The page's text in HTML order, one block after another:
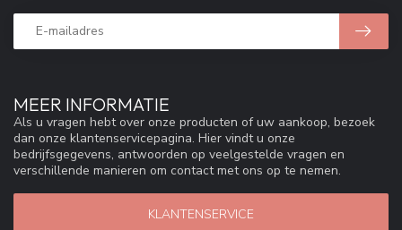
MEER INFORMATIE
Als u vragen hebt over onze producten of uw aankoop, bezoek
dan onze klantenservicepagina. Hier vindt u onze
bedrijfsgegevens, antwoorden op veelgestelde vragen en
verschillende manieren om contact met ons op te nemen.
KLANTENSERVICE